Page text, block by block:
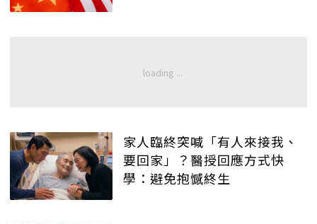
家人臨終突喊「有人來接我、
要回家」？醫授回應方式快
學：避免抱憾終生